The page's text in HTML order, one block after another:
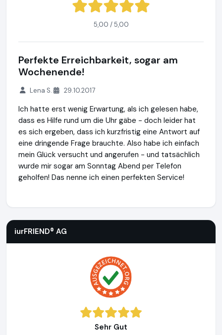
5,00 / 5,00
Perfekte Erreichbarkeit, sogar am
Wochenende!
Lena S. 29.10.2017
Ich hatte erst wenig Erwartung, als ich gelesen habe,
dass es Hilfe rund um die Uhr gäbe - doch leider hat
es sich ergeben, dass ich kurzfristig eine Antwort auf
eine dringende Frage brauchte. Also habe ich einfach
mein Glück versucht und angerufen - und tatsächlich
wurde mir sogar am Sonntag Abend per Telefon
geholfen! Das nenne ich einen perfekten Service!
iurFRIEND® AG
Sehr Gut